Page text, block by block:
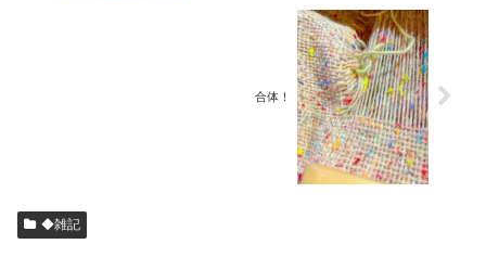
合体！
◆雑記